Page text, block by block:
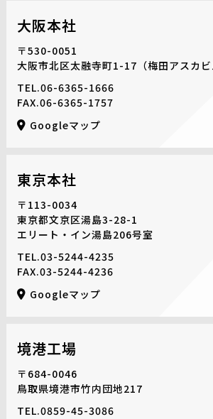
大阪本社
〒530-0051
大阪市北区太融寺町1-17 （梅田アスカビ
TEL.06-6365-1666
FAX.06-6365-1757
Googleマップ
東京本社
〒113-0034
東京都文京区湯島3-28-1
エリート・イン湯島206号室
TEL.03-5244-4235
FAX.03-5244-4236
Googleマップ
境港工場
〒684-0046
鳥取県境港市竹内団地217
TEL.0859-45-3086